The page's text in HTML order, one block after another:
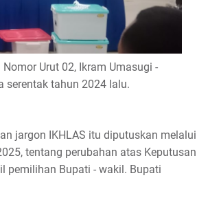
Urut 02, Ikram Umasugi -
serentak tahun 2024 lalu.
jargon IKHLAS itu diputuskan melalui
tentang perubahan atas Keputusan
pemilihan Bupati - wakil. Bupati